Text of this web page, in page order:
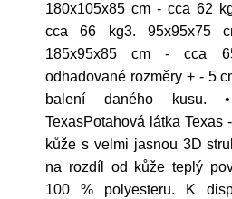
180x105x85 cm - cca 62
cca 66 kg3. 95x95x75
185x95x85 cm - cca
odhadované rozměry + - 5
balení daného kusu.
TexasPotahová látka Texas
kůže s velmi jasnou 3D
na rozdíl od kůže teplý
100 % polyesteru. K